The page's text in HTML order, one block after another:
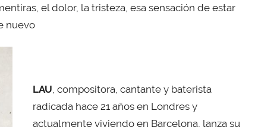
el dolor, la tristeza, esa sensación de estar
nuevo
LAU , compositora, cantante y baterista
radicada hace 21 años en Londres y
actualmente viviendo en Barcelona, lanza su